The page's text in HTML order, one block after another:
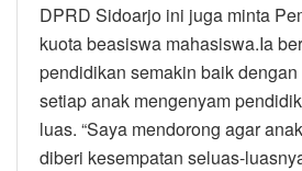
DPRD Sidoarjo ini juga minta
kuota beasiswa mahasiswa.Ia
pendidikan semakin baik
setiap anak mengenyam
luas. “Saya mendorong agar
diberi kesempatan seluas-